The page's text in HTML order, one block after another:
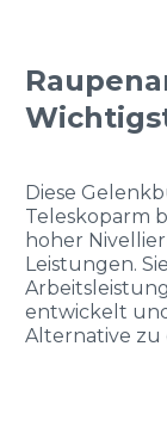
Diese
Teleskoparm
hoher
Leistungen.
entwickelt
Alternative zu